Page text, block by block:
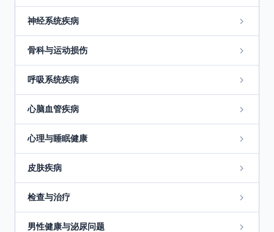
神经系统疾病
骨科与运动损伤
呼吸系统疾病
心脑血管疾病
心理与睡眠健康
皮肤疾病
检查与治疗
男性健康与泌尿问题